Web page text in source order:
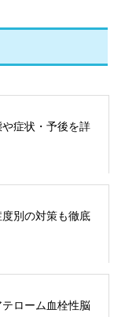
症状・予後を詳
別の対策も徹底
ローム血栓性脳